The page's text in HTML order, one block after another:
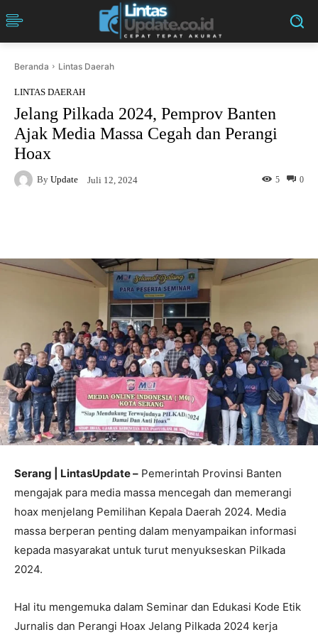
Beranda Lintas Daerah
LINTAS DAERAH
Jelang Pilkada 2024, Pemprov Banten
Ajak Media Massa Cegah dan Perangi
Hoax
By Update Juli 12, 2024 0
5
Serang | LintasUpdate – Pemerintah Provinsi Banten
mengajak para media massa mencegah dan memerangi
hoax menjelang Pemilihan Kepala Daerah 2024. Media
massa berperan penting dalam menyampaikan informasi
kepada masyarakat untuk turut menyukseskan Pilkada
2024.
Hal itu mengemuka dalam Seminar dan Edukasi Kode Etik
Jurnalis dan Perangi Hoax Jelang Pilkada 2024 kerja